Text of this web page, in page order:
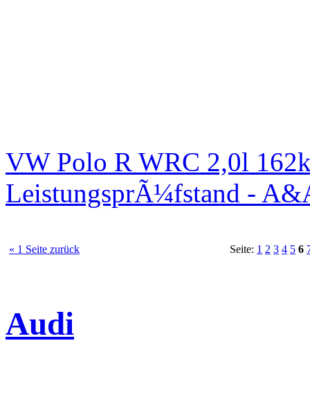
VW Polo R WRC 2,0l
LeistungsprÃ¼fstand -
« 1 Seite zurück Seite: 1 2 3 4 5 6
Audi